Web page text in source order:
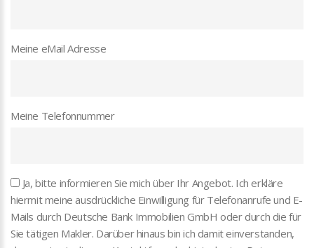
Meine eMail Adresse
Meine Telefonnummer
Ja, bitte informieren Sie mich über Ihr Angebot. Ich erkläre
hiermit meine ausdrückliche Einwilligung für Telefonanrufe und E-
Mails durch Deutsche Bank Immobilien GmbH oder durch die für
Sie tätigen Makler. Darüber hinaus bin ich damit einverstanden,